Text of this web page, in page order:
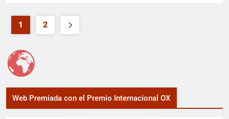
1 2
Web Premiada con el Premio Internacional OX